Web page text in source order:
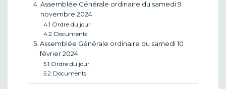
Assemblée Générale ordinaire du samedi 9
novembre 2024
Ordre du jour
Documents
Assemblée Générale ordinaire du samedi 10
février 2024
Ordre du jour
Documents